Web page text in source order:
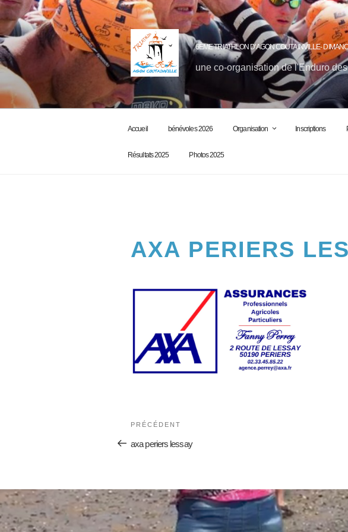
6ÈME TRIATHLON D'AGON COUTAINVILLE-
une co-organisation de l'Enduro
Accueil bénévoles 2026 Organisation Inscriptions
Résultats 2025 Photos 2025
AXA PERIERS
PRÉCÉDENT
axa periers lessay